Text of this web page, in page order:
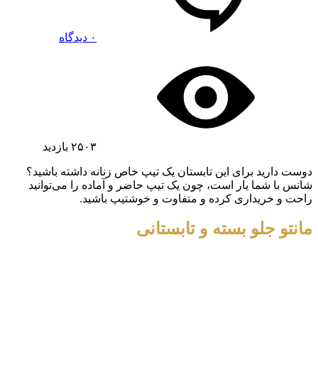
۰ دیدگاه
۲۵۰۳ بازدید
دوست دارید برای این تابستان یک تیپ خاص زنانه داشته باشید؟
شانس با شما یار است، چون یک تیپ حاضر و آماده را می‌توانید
راحت و خریداری کرده و متفاوت و خوشتیپ باشید.
مانتو جلو بسته و تابستانی